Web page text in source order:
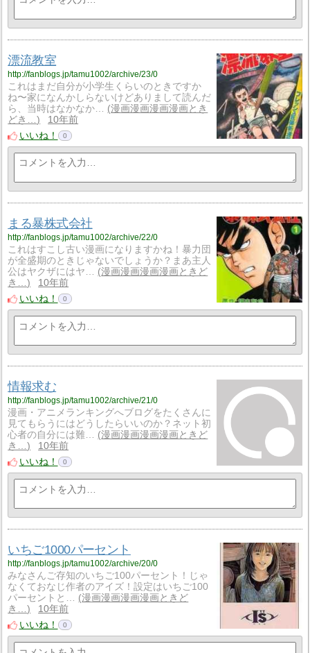
漂流教室
http://fanblogs.jp/tamu1002/archive/23/0
これはまだ自分が小学生くらいのときですか
ね〜家になんかしらないけどありまして読んだ
ら、当時はなかなか…
漫画漫画漫画漫画とき
どき…
10年前
いいね！
0
まる暴株式会社
http://fanblogs.jp/tamu1002/archive/22/0
これはすこし古い漫画になりますかね！暴力団
が全盛期のときじゃないでしょうか？まあ主人
公はヤクザにはヤ…
漫画漫画漫画漫画ときど
き…
10年前
いいね！
0
情報求む
http://fanblogs.jp/tamu1002/archive/21/0
漫画・アニメランキングへブログをたくさんに
見てもらうにはどうしたらいいのか？ネット初
心者の自分には難…
漫画漫画漫画漫画ときど
き…
10年前
いいね！
0
いちご1000パーセント
http://fanblogs.jp/tamu1002/archive/20/0
みなさんご存知のいちご100パーセント！じゃ
なくておなじ作者のアイズ！設定はいちご100
パーセントと…
漫画漫画漫画漫画ときど
き…
10年前
いいね！
0